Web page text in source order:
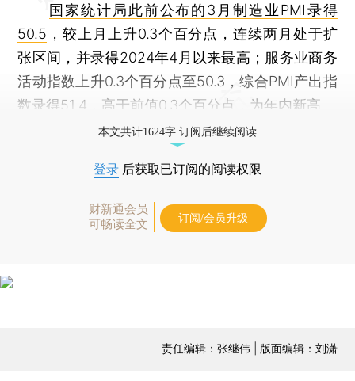
国家统计局此前公布的3月制造业PMI录得
50.5 ，较上月上升0.3个百分点，连续两月处于扩
张区间，并录得2024年4月以来最高；服务业商务
活动指数上升0.3个百分点至50.3，综合PMI产出指
数录得51.4，高于前值0.3个百分点，为年内新高。
本文共计1624字 订阅后继续阅读
登录 后获取已订阅的阅读权限
财新通会员
可畅读全文
订阅/会员升级
责任编辑：张继伟 | 版面编辑：刘潇